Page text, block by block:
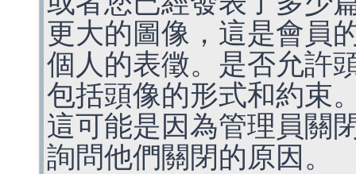
更大的圖像，這是會員
個人的表徵。是否允許
包括頭像的形式和約束
這可能是因為管理員關
詢問他們關閉的原因。